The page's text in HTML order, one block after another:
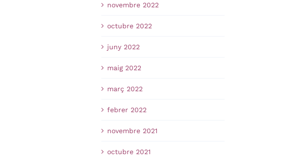
novembre 2022
octubre 2022
juny 2022
maig 2022
març 2022
febrer 2022
novembre 2021
octubre 2021